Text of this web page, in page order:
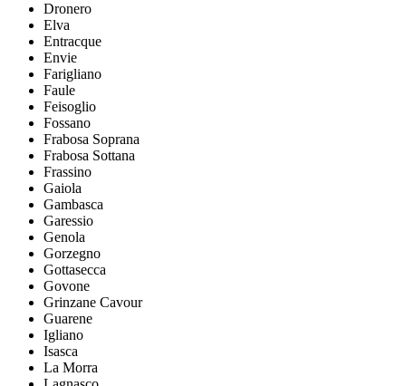
Dronero
Elva
Entracque
Envie
Farigliano
Faule
Feisoglio
Fossano
Frabosa Soprana
Frabosa Sottana
Frassino
Gaiola
Gambasca
Garessio
Genola
Gorzegno
Gottasecca
Govone
Grinzane Cavour
Guarene
Igliano
Isasca
La Morra